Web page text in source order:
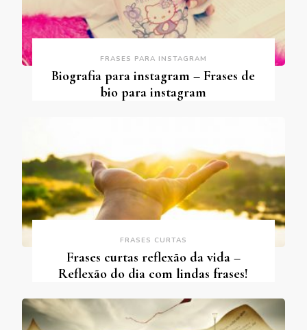
FRASES PARA INSTAGRAM
Biografia para instagram – Frases de
bio para instagram
FRASES CURTAS
Frases curtas reflexão da vida –
Reflexão do dia com lindas frases!